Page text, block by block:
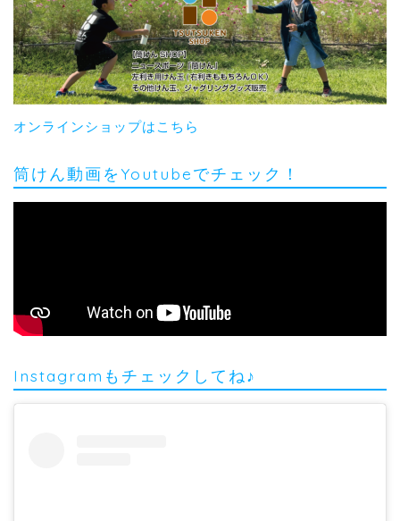
オンラインショップはこちら
筒けん動画をYoutubeでチェック！
Instagramもチェックしてね♪